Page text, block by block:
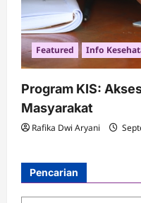
Featured Info
Program KIS:
Masyarakat
Rafika Dwi Aryani
Pencarian